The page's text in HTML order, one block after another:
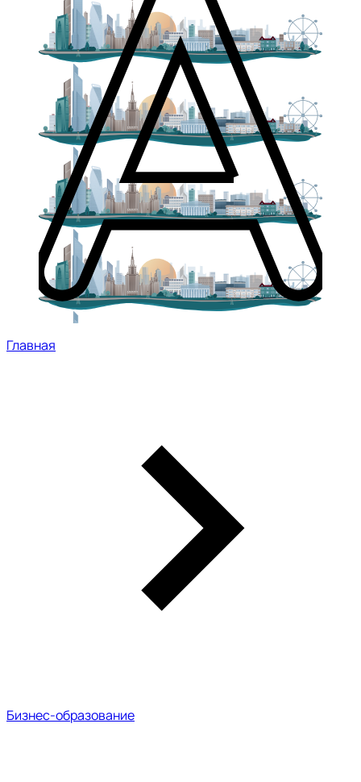
Главная
Бизнес-образование